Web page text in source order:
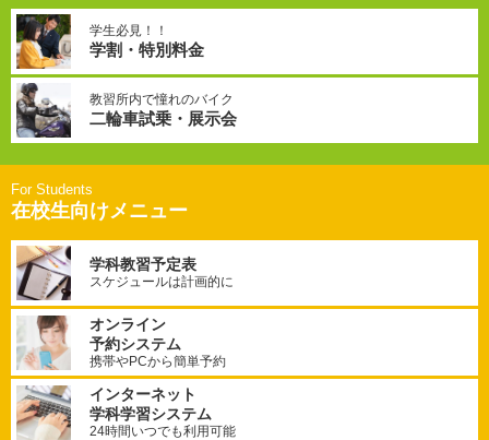
学生必見！！
学割・特別料金
教習所内で憧れのバイク
二輪車試乗・展示会
在校生向けメニュー
学科教習予定表
スケジュールは計画的に
オンライン
予約システム
携帯やPCから簡単予約
インターネット
学科学習システム
24時間いつでも利用可能